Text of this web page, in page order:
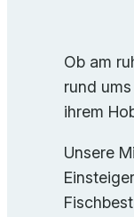
Ob am
rund
ihrem
Unsere